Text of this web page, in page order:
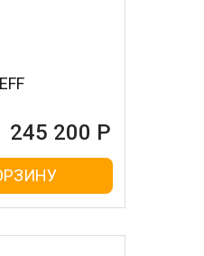
245 200 Р